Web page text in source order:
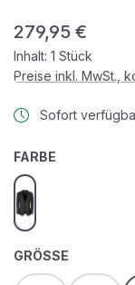
Regulärer Preis:
279,95 €
Inhalt: 1 Stück
Preise inkl. MwSt.,
Sofort
FARBE
black
GRÖSSE